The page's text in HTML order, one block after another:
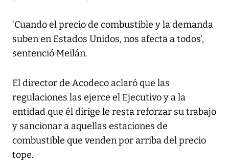
‘Cuando el precio de combustible y la demanda
suben en Estados Unidos, nos afecta a todos’,
sentenció Meilán.
El director de Acodeco aclaró que las
regulaciones las ejerce el Ejecutivo y a la
entidad que él dirige le resta reforzar su trabajo
y sancionar a aquellas estaciones de
combustible que venden por arriba del precio
tope.